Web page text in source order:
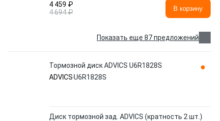
4 459 ₽
4 694 ₽
В корзину
Показать еще 87 предложений
Тормозной диск ADVICS U6R1828S
ADVICSU6R1828S
Диск тормозной зад. ADVICS (кратность 2 шт.)